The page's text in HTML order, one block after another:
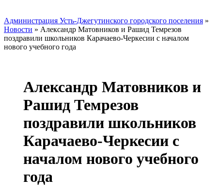
Администрация Усть-Джегутинского городского поселения »
Новости » Александр Матовников и Рашид Темрезов
поздравили школьников Карачаево-Черкесии с началом
нового учебного года
Александр Матовников и
Рашид Темрезов
поздравили школьников
Карачаево-Черкесии с
началом нового учебного
года